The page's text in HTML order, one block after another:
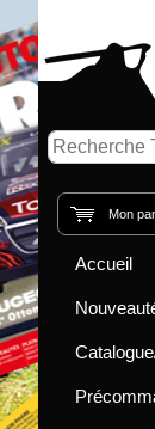
Mon
Accueil